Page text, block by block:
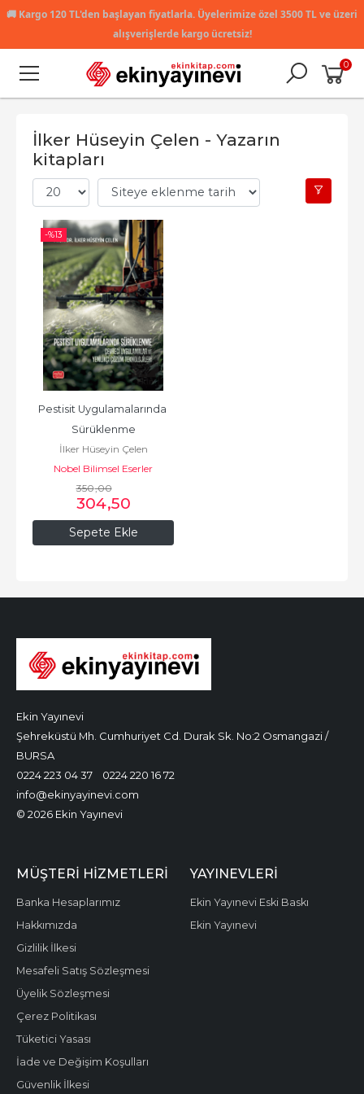
🚚 Kargo 120 TL'den başlayan fiyatlarla. Üyelerimize özel 3500 TL ve üzeri
alışverişlerde kargo ücretsiz!
0
İlker Hüseyin Çelen - Yazarın
kitapları
-%13
Sepete Ekle
Pestisit Uygulamalarında
Sürüklenme
İlker Hüseyin Çelen
Nobel Bilimsel Eserler
350,00
304,50
Ekin Yayınevi
Şehreküstü Mh. Cumhuriyet Cd. Durak Sk. No:2 Osmangazi /
BURSA
0224 223 04 37
0224 220 16 72
info@ekinyayinevi.com
© 2026 Ekin Yayınevi
MÜŞTERI HIZMETLERI
Banka Hesaplarımız
Hakkımızda
Gizlilik İlkesi
Mesafeli Satış Sözleşmesi
Üyelik Sözleşmesi
Çerez Politikası
Tüketici Yasası
İade ve Değişim Koşulları
Güvenlik İlkesi
YAYINEVLERI
Ekin Yayınevi Eski Baskı
Ekin Yayınevi